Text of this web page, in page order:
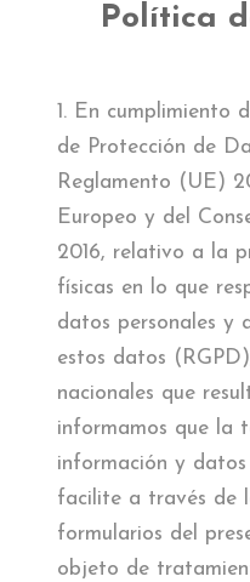
EL MUSEO
J. GARNELO
PUBLICACIONES
INFORMACIÓN
AMIGOS DEL MUSEO
Política
1. En cumplimiento
de Protección de
Reglamento (UE)
Europeo y del
2016, relativo a la
físicas en lo que
datos personales y
estos datos
nacionales que
informamos que la
información y datos
facilite a través de
formularios del
objeto de